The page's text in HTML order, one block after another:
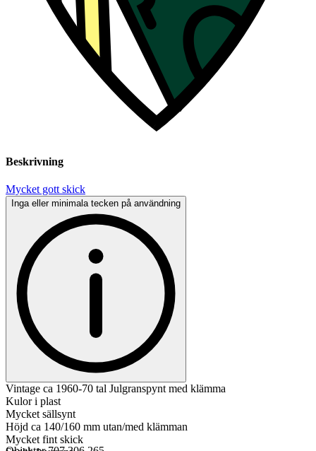
Beskrivning
Mycket gott skick
Inga eller minimala tecken på användning
Vintage ca 1960-70 tal Julgranspynt med klämma
Kulor i plast
Mycket sällsynt
Höjd ca 140/160 mm utan/med klämman
Mycket fint skick